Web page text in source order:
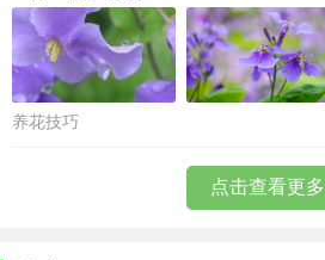
养花技巧
点击查看更多